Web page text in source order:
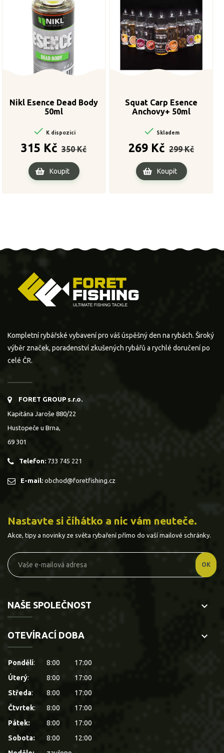
Nikl Esence Dead Body
50ml
 K dispozici
315 Kč
cena
350 Kč
Koupit
Squat Carp Esence
Anchovy+ 50ml
 Skladem
269 Kč
cena
299 Kč
Koupit
Kompletní rybářské vybavení pro váš úspěšný den na rybách. Široký
výběr značek, poradenství zkušených rybářů a rychlé doručení po
celé ČR.
FORET GROUP s.r.o.
Kapitána Jaroše 880/22
Hustopeče u Brna,
69 301
Telefon: 733 745 221
E-mail: obchod@foretfishing.cz
Nastavte si číhátko a nic vám neuteče.
Akce, tipy a novinky ze světa rybaření přímo do vaší mailové schránky.
NAŠE SPOLEČNOST keyboard_arrow_down
OTEVÍRACÍ DOBA keyboard_arrow_down
Pondělí: 8:00
17:00
Úterý: 8:00
17:00
Středa: 8:00
17:00
Čtvrtek: 8:00
17:00
Pátek:
8:00
17:00
Sobota:
8:00
12:00